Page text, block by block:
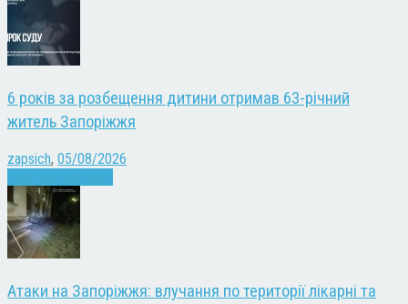
6 років за розбещення дитини отримав 63-річний
житель Запоріжжя
zapsich, 05/08/2026
Атаки на Запоріжжя: влучання по території лікарні та